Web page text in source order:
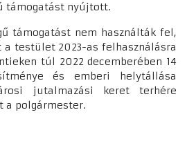
támogatást nyújtott.
támogatást nem használták fel,
testület 2023-as felhasználásra
túl 2022 decemberében 14
és emberi helytállása
jutalmazási keret terhére
a polgármester.